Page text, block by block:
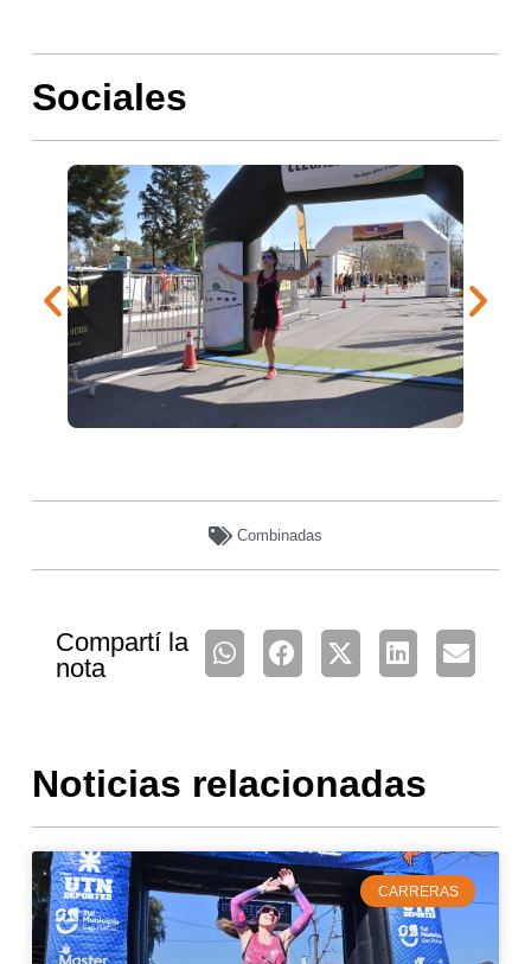
Sociales
Combinadas
Compartí la
nota
Noticias relacionadas
CARRERAS